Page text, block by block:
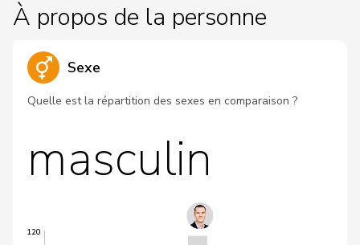
À propos de la personne
Sexe
Quelle est la répartition des sexes en comparaison ?
masculin
120